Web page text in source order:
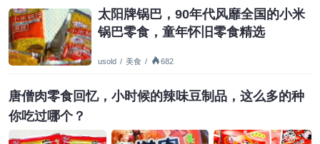
太阳牌锅巴，90年代风靡全国的小米
锅巴零食，童年怀旧零食精选
usold / 美食 / 682
唐僧肉零食回忆，小时候的辣味豆制品，这么多的种
你吃过哪个？